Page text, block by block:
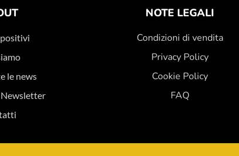
le news
NOTE LEGALI
Condizioni di vendita
Privacy Policy
Cookie Policy
FAQ